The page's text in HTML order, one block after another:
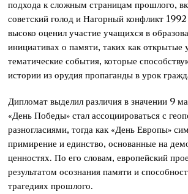
подхода к сложным страницам прошлого,
советский голод и Нагорный конфликт
высоко оценил участие учащихся в
инициативах о памяти, таких как открытые
тематические события, которые
истории из орудия пропаганды в урок
Дипломат выделил различия в значении 9
«День Победы» стал ассоциироваться с
разногласиями, тогда как «День Европы»
примирение и единство, основанные на
ценностях. По его словам, европейский
результатом осознания памяти и
трагедиях прошлого.